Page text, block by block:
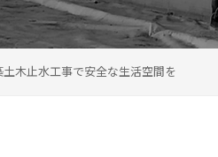
土木止水工事で安全な生活空間を